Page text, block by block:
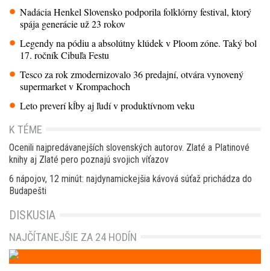
Nadácia Henkel Slovensko podporila folklórny festival, ktorý
spája generácie už 23 rokov
Legendy na pódiu a absolútny klúdek v Ploom zóne. Taký bol
17. ročník Cibuľa Festu
Tesco za rok zmodernizovalo 36 predajní, otvára vynovený
supermarket v Krompachoch
Leto preverí kĺby aj ľudí v produktívnom veku
K TÉME
Ocenili najpredávanejších slovenských autorov. Zlaté a Platinové
knihy aj Zlaté pero poznajú svojich víťazov
6 nápojov, 12 minút: najdynamickejšia kávová súťaž prichádza do
Budapešti
DISKUSIA
NAJČÍTANEJŠIE ZA 24 HODÍN